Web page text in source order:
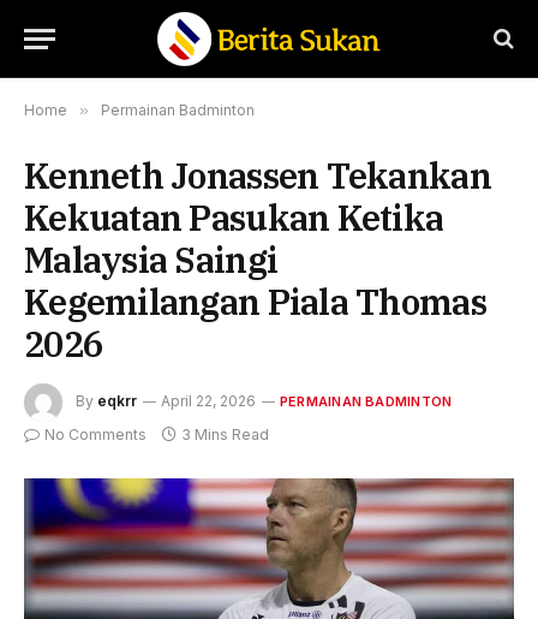
Home » Permainan Badminton
Kenneth Jonassen Tekankan
Kekuatan Pasukan Ketika
Malaysia Saingi
Kegemilangan Piala Thomas
2026
By eqkrr April 22, 2026 PERMAINAN BADMINTON
No Comments 3 Mins Read